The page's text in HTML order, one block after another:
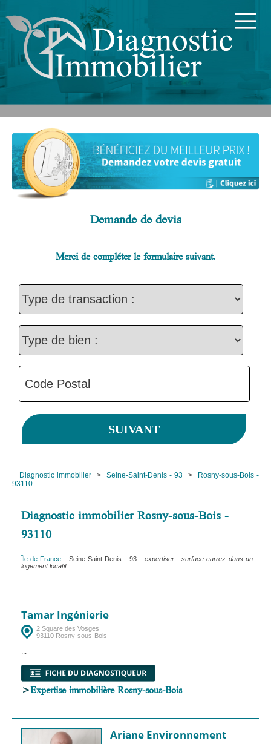
Demande de devis
Merci de compléter le formulaire suivant.
Diagnostic immobilier > Seine-Saint-Denis - 93 >
Rosny-sous-Bois -
93110
Diagnostic immobilier Rosny-sous-Bois -
93110
Île-de-France - Seine-Saint-Denis - 93 - expertiser : surface carrez dans un
logement locatif
Tamar Ingénierie
2 Square des Vosges
93110 Rosny-sous-Bois
...
>Expertise immobilière Rosny-sous-Bois
Ariane Environnement